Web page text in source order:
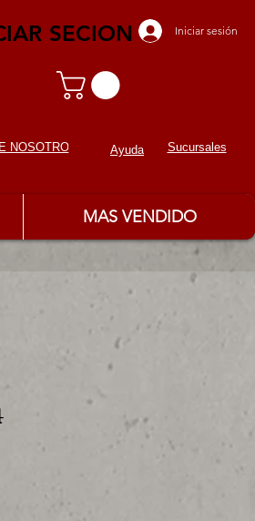
Iniciar sesión
SECION
NOSOTROS Ayuda Sucursales
MAS VENDIDO